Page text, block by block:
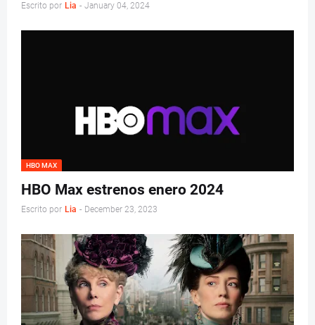
Escrito por Lia - January 04, 2024
HBO MAX
HBO Max estrenos enero 2024
Escrito por Lia - December 23, 2023